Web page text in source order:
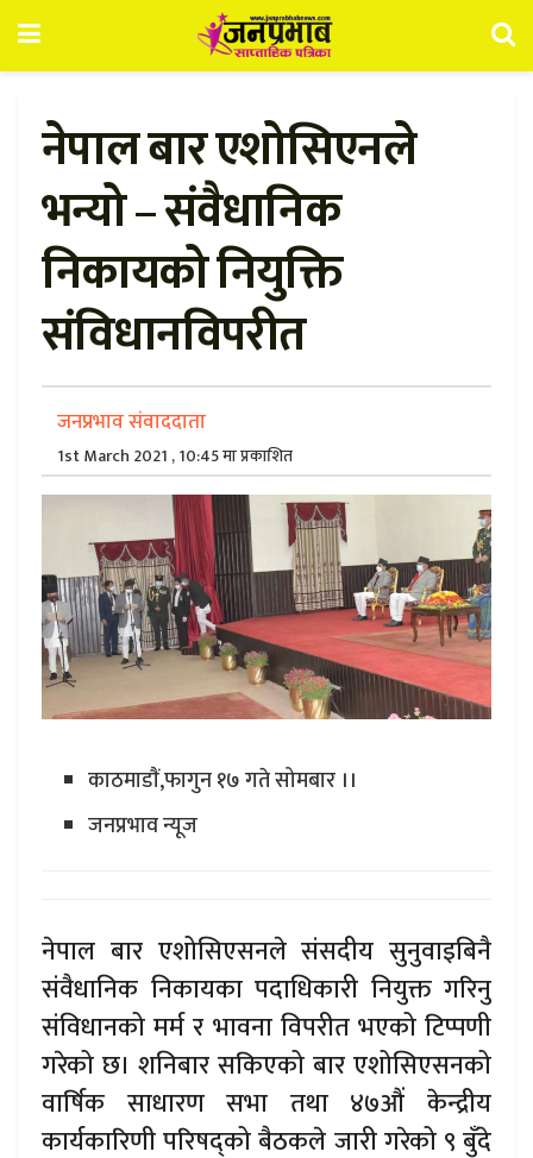
नेपाल बार एशोसिएनले
भन्यो – संवैधानिक
निकायको नियुक्ति
संविधानविपरीत
जनप्रभाव संवाददाता
1st March 2021 , 10:45 मा प्रकाशित
काठमाडाैं,फागुन १७ गते सोमबार ।।
जनप्रभाव न्यूज
नेपाल बार एशोसिएसनले संसदीय सुनुवाइबिनै
संवैधानिक निकायका पदाधिकारी नियुक्त गरिनु
संविधानको मर्म र भावना विपरीत भएको टिप्पणी
गरेको छ। शनिबार सकिएको बार एशोसिएसनको
वार्षिक साधारण सभा तथा ४७औं केन्द्रीय
कार्यकारिणी परिषद्को बैठकले जारी गरेको ९ बुँदे